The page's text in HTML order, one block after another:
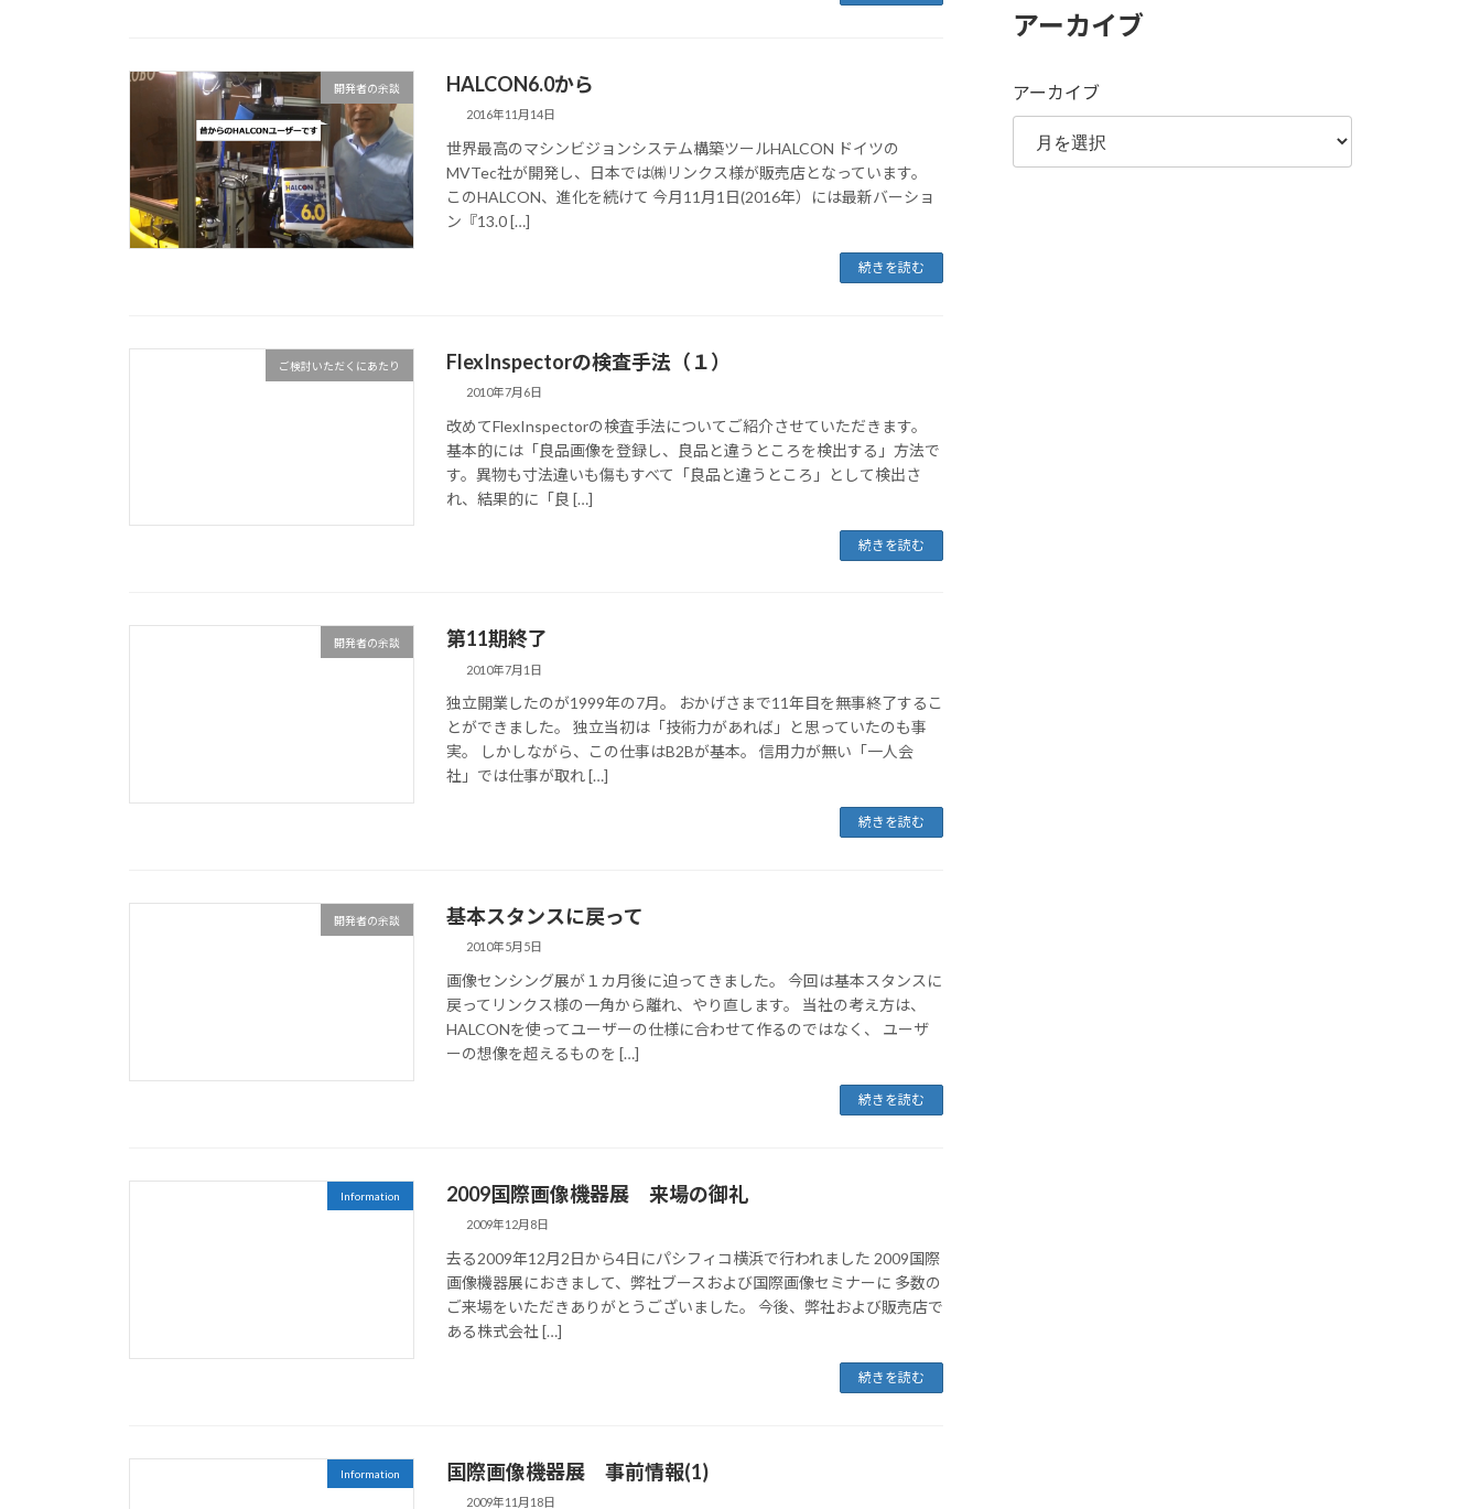
開発者の余談 HALCON6.0から
2016年11月14日
世界最高のマシンビジョンシステム構築ツールHALCON ドイツの
MVTec社が開発し、日本では㈱リンクス様が販売店となっています。
このHALCON、進化を続けて 今月11月1日(2016年）には最新バーショ
ン『13.0 […]
続きを読む
ご検討いただくにあたり FlexInspectorの検査手法（１）
2010年7月6日
改めてFlexInspectorの検査手法についてご紹介させていただきます。
基本的には「良品画像を登録し、良品と違うところを検出する」方法で
す。異物も寸法違いも傷もすべて「良品と違うところ」として検出さ
れ、結果的に「良 […]
続きを読む
開発者の余談 第11期終了
2010年7月1日
独立開業したのが1999年の7月。 おかげさまで11年目を無事終了するこ
とができました。 独立当初は「技術力があれば」と思っていたのも事
実。 しかしながら、この仕事はB2Bが基本。 信用力が無い「一人会
社」では仕事が取れ […]
続きを読む
開発者の余談 基本スタンスに戻って
2010年5月5日
画像センシング展が１カ月後に迫ってきました。 今回は基本スタンスに
戻ってリンクス様の一角から離れ、やり直します。 当社の考え方は、
HALCONを使ってユーザーの仕様に合わせて作るのではなく、 ユーザ
ーの想像を超えるものを […]
続きを読む
Information 2009国際画像機器展 来場の御礼
2009年12月8日
去る2009年12月2日から4日にパシフィコ横浜で行われました 2009国際
画像機器展におきまして、弊社ブースおよび国際画像セミナーに 多数の
ご来場をいただきありがとうございました。 今後、弊社および販売店で
ある株式会社 […]
続きを読む
Information 国際画像機器展 事前情報(1)
2009年11月18日
アーカイブ
アーカイブ